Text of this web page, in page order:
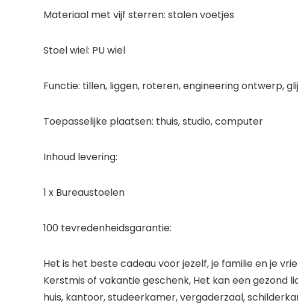
Materiaal met vijf sterren: stalen voetjes
Stoel wiel: PU wiel
Functie: tillen, liggen, roteren, engineering ontwerp,
Toepasselijke plaatsen: thuis, studio, computer
Inhoud levering:
1 x Bureaustoelen
100 tevredenheidsgarantie:
Het is het beste cadeau voor jezelf, je familie en je
Kerstmis of vakantie geschenk, Het kan een gezond
huis, kantoor, studeerkamer, vergaderzaal,